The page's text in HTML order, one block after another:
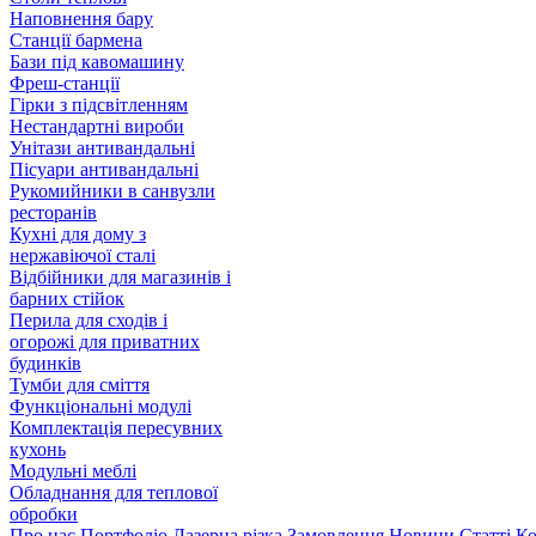
Наповнення бару
Станції бармена
Бази під кавомашину
Фреш-станції
Гірки з підсвітленням
Нестандартні вироби
Унітази антивандальні
Пісуари антивандальні
Рукомийники в санвузли
ресторанів
Кухні для дому з
нержавіючої сталі
Відбійники для магазинів і
барних стійок
Перила для сходів і
огорожі для приватних
будинків
Тумби для сміття
Функціональні модулі
Комплектація пересувних
кухонь
Модульні меблі
Обладнання для теплової
обробки